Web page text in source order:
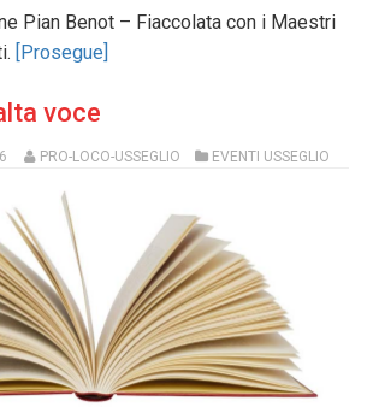
Pian Benot – Fiaccolata con i Maestri
[Prosegue]
voce
PRO-LOCO-USSEGLIO EVENTI USSEGLIO